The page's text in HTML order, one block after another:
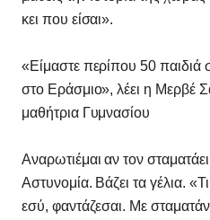
κει που είσαι».
«Είμαστε περίπου 50 παιδιά
στο Εράσμιο», λέει η Μερβέ
μαθήτρια Γυμνασίου
Αναρωτιέμαι αν τον
Αστυνομία. Βάζει τα γέλια.
εσύ, φαντάζεσαι. Με